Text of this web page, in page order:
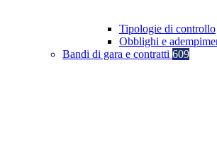
Tipologie di controllo
Obblighi e
Bandi di gara e contratti 609